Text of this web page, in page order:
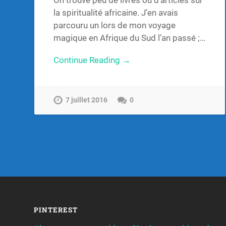
la spiritualité africaine. J’en avais
parcouru un lors de mon voyage
magique en Afrique du Sud l’an passé ;…
Continue Reading →
7 juillet 2016 0
PINTEREST